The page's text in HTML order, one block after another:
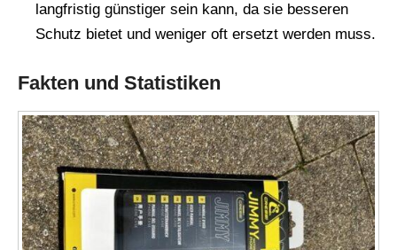
langfristig günstiger sein kann, da sie besseren
Schutz bietet und weniger oft ersetzt werden muss.
Fakten und Statistiken